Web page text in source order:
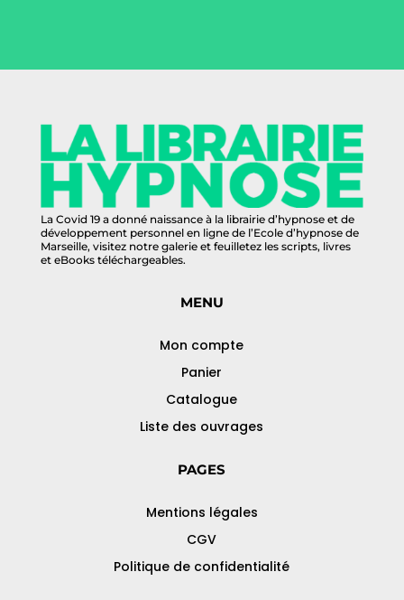
La Covid 19 a donné naissance à la librairie d’hypnose et de
développement personnel en ligne de l’Ecole d’hypnose de
Marseille, visitez notre galerie et feuilletez les scripts, livres
et eBooks téléchargeables.
MENU
Mon compte
Panier
Catalogue
Liste des ouvrages
PAGES
Mentions légales
CGV
Politique de confidentialité